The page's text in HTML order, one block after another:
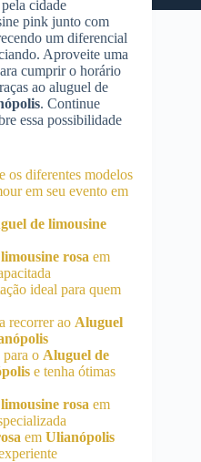
cidade
pink junto com
um diferencial
Aproveite uma
cumprir o horário
ao aluguel de
. Continue
essa possibilidade
os diferentes modelos
em seu evento em
de limousine
rosa em
ideal para quem
recorrer ao Aluguel
o Aluguel de
e tenha ótimas
rosa em
em Ulianópolis